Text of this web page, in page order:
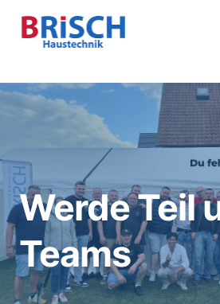
Inhalt
springen
Werde Teil
Teams